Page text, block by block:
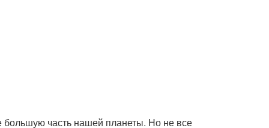
часть нашей планеты. Но не все